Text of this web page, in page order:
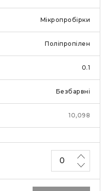
Мікропробірки
Поліпропілен
0.1
Безбарвні
10,098